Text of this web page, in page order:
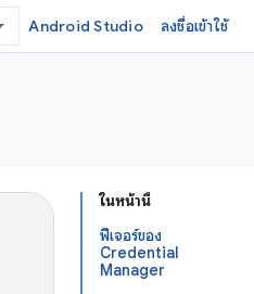
Android Studio ลงชื่อเข้าใช้
ในหน้านี้
ฟีเจอร์ของ
Credential
Manager